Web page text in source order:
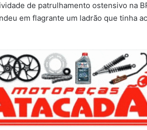
de patrulhamento ostensivo na
em flagrante um ladrão que tinha